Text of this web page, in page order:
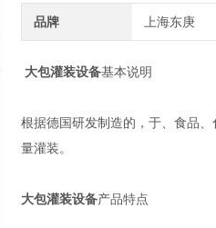
品牌 上海东庚
大包灌装设备基本说明
根据德国研发制造的，于、食品
量灌装。
大包灌装设备产品特点